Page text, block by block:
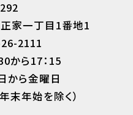
家一丁目1番地1
2111
から17：15
から金曜日
末年始を除く）